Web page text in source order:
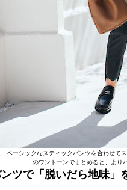
ベーシックなスティックパンツを合わせ
のワントーンでまとめると、より
ツで「脱いだら地味」